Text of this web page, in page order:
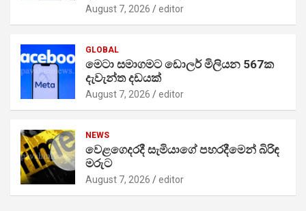
August 7, 2026 editor
GLOBAL
මෙටා සමාගමට ඩොලර් මිලියන 567ක
දැවැන්ත දඩයක්
August 7, 2026 editor
NEWS
වෙළගෙදරදී සැමියාගේ පහරදීමෙන් බිරිඳ
මරුට
August 7, 2026 editor